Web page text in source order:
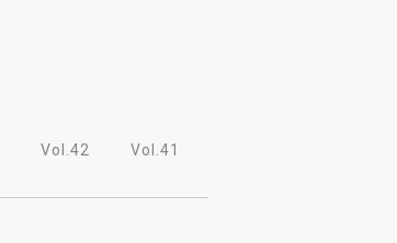
Vol.42 Vol.41